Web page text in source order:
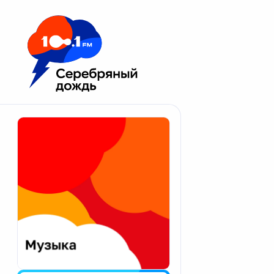
Москва 100.1 FM
Апатиты
Екатеринбург
Калининград
Калуга